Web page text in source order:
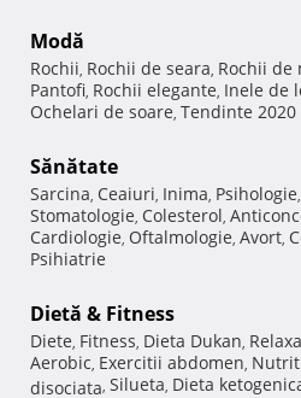
Modă
Rochii, Rochii de seara, Rochii de
Pantofi, Rochii elegante, Inele de
Ochelari de soare, Tendinte 2020
Sănătate
Sarcina, Ceaiuri, Inima, Psihologie,
Stomatologie, Colesterol,
Cardiologie, Oftalmologie, Avort,
Psihiatrie
Dietă & Fitness
Diete, Fitness, Dieta Dukan,
Aerobic, Exercitii abdomen,
disociata, Silueta, Dieta